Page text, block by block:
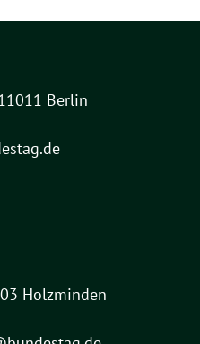
Berlin
Holzminden